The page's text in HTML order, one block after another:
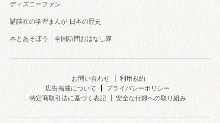
ディズニーファン
講談社の学習まんが 日本の歴史
本とあそぼう 全国訪問おはなし隊
お問い合わせ
利用規約
広告掲載について
プライバシーポリシー
特定商取引法に基づく表記
安全な付録への取り組み